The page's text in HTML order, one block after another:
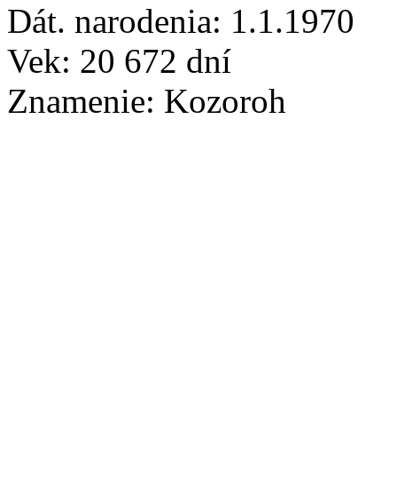
Dát. narodenia: 1.1.1970
Vek: 20 672 dní
Znamenie: Kozoroh